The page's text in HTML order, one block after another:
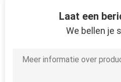
POLICY
Het
Laat een
We bellen je